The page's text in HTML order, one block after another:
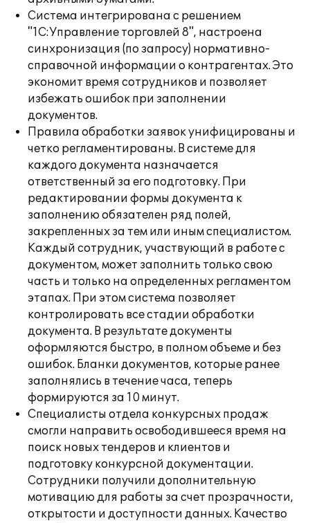
Система интегрирована с решением
"1С:Управление торговлей 8", настроена
синхронизация (по запросу) нормативно-
справочной информации о контрагентах. Это
экономит время сотрудников и позволяет
избежать ошибок при заполнении
документов.
Правила обработки заявок унифицированы и
четко регламентированы. В системе для
каждого документа назначается
ответственный за его подготовку. При
редактировании формы документа к
заполнению обязателен ряд полей,
закрепленных за тем или иным специалистом.
Каждый сотрудник, участвующий в работе с
документом, может заполнить только свою
часть и только на определенных регламентом
этапах. При этом система позволяет
контролировать все стадии обработки
документа. В результате документы
оформляются быстро, в полном объеме и без
ошибок. Бланки документов, которые ранее
заполнялись в течение часа, теперь
формируются за 10 минут.
Специалисты отдела конкурсных продаж
смогли направить освободившееся время на
поиск новых тендеров и клиентов и
подготовку конкурсной документации.
Сотрудники получили дополнительную
мотивацию для работы за счет прозрачности,
открытости и доступности данных. Качество